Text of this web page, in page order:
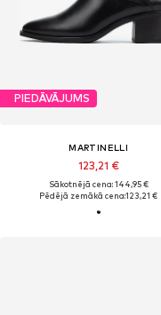
PIEDĀVĀJUMS
MARTINELLI
123,21 €
Sākotnējā cena: 144,95 €
Pēdējā zemākā cena:123,21 €